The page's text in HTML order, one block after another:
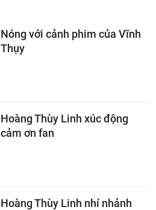
Nóng với cảnh phim của Vĩnh
Thụy
Hoàng Thùy Linh xúc động
cảm ơn fan
Hoàng Thùy Linh nhí nhảnh